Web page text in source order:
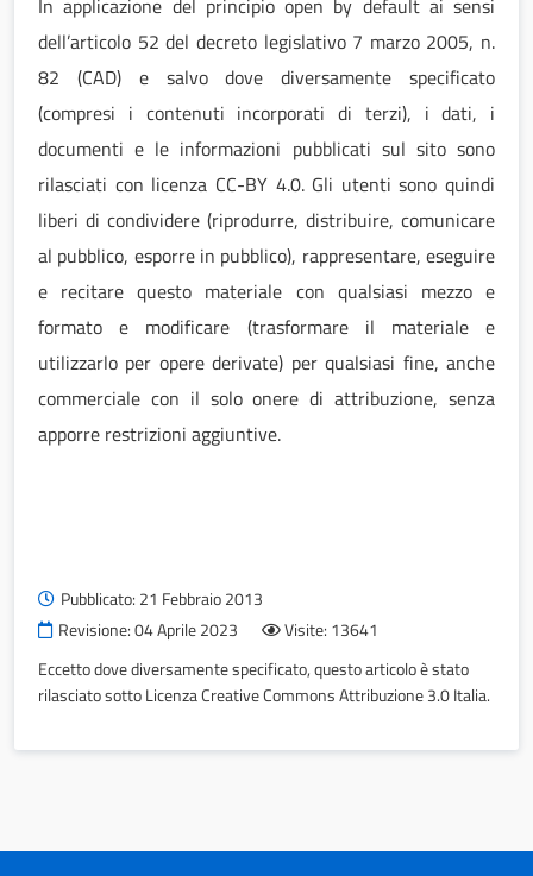
In applicazione del principio open by default ai sensi
dell’articolo 52 del decreto legislativo 7 marzo 2005, n.
82 (CAD) e salvo dove diversamente specificato
(compresi i contenuti incorporati di terzi), i dati, i
documenti e le informazioni pubblicati sul sito sono
rilasciati con licenza CC-BY 4.0. Gli utenti sono quindi
liberi di condividere (riprodurre, distribuire, comunicare
al pubblico, esporre in pubblico), rappresentare, eseguire
e recitare questo materiale con qualsiasi mezzo e
formato e modificare (trasformare il materiale e
utilizzarlo per opere derivate) per qualsiasi fine, anche
commerciale con il solo onere di attribuzione, senza
apporre restrizioni aggiuntive.
Pubblicato: 21 Febbraio 2013
Revisione:04 Aprile 2023
Visite: 13641
Eccetto dove diversamente specificato, questo articolo è stato
rilasciato sotto Licenza Creative Commons Attribuzione 3.0 Italia.